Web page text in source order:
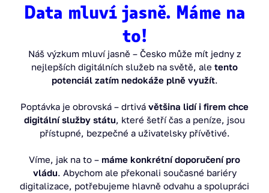
Data mluví jasně. Máme na
to!
Náš výzkum mluví jasně – Česko může mít jedny z
nejlepších digitálních služeb na světě, ale tento
potenciál zatím nedokáže plně využít.
Poptávka je obrovská – drtivá většina lidí i firem chce
digitální služby státu, které šetří čas a peníze, jsou
přístupné, bezpečné a uživatelsky přívětivé.
Víme, jak na to – máme konkrétní doporučení pro
vládu. Abychom ale překonali současné bariéry
digitalizace, potřebujeme hlavně odvahu a spolupráci